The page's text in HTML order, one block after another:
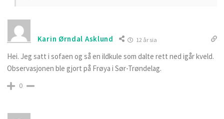
Karin Ørndal Asklund 12 år sia
Hei. Jeg satt i sofaen og så en ildkule som dalte rett ned igår kveld.
Observasjonen ble gjort på Frøya i Sør-Trøndelag.
0